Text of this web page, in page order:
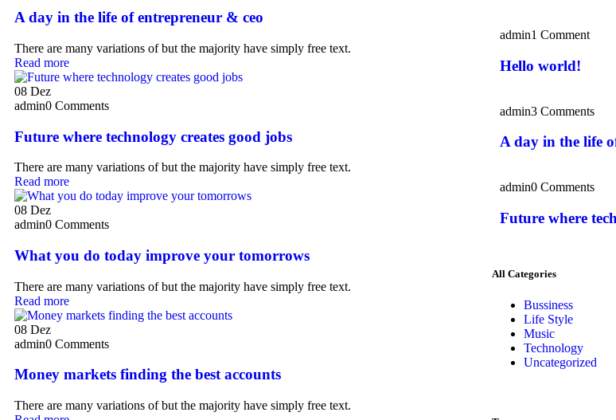
A day in the life of entrepreneur & ceo
There are many variations of but the majority have simply free text.
Read more
08 Dez
admin0 Comments
Future where technology creates good jobs
There are many variations of but the majority have simply free text.
Read more
08 Dez
admin0 Comments
What you do today improve your tomorrows
There are many variations of but the majority have simply free text.
Read more
08 Dez
admin0 Comments
Money markets finding the best accounts
There are many variations of but the majority have simply free text.
admin1 Comment
Hello world!
admin3 Comments
A day in the life
admin0 Comments
Future where
All Categories
Bussiness
Life Style
Music
Technology
Uncategorized